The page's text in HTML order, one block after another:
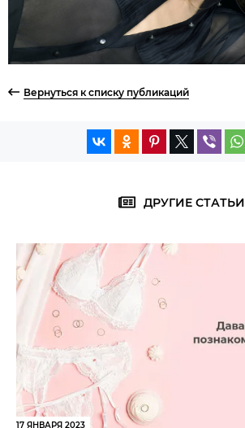
Вернуться к списку публикаций
ДРУГИЕ СТАТЬИ
17 ЯНВАРЯ 2023